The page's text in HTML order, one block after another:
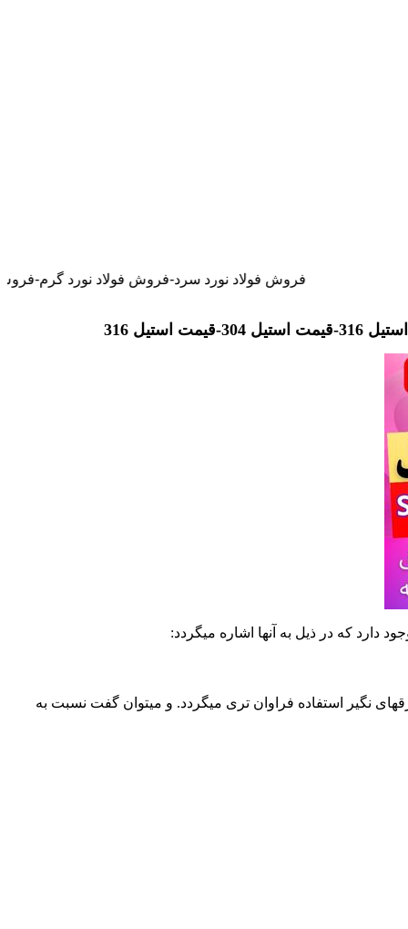
فروش فولاد نورد سرد-فروش فولاد نورد گرم-فروش فولاد نسوز-
قیمت استیل 316
که در ذیل به آنها اشاره میگردد:
نگیر استفاده فراوان تری میگردد. و میتوان گفت نسبت به